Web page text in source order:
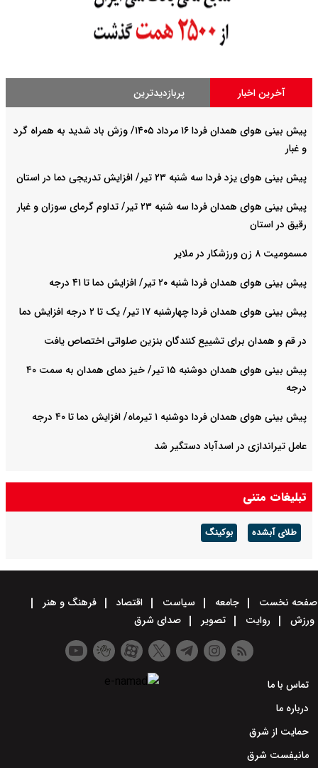
آخرین اخبار پربازدیدترین
پیش بینی هوای همدان فردا ۱۶ مرداد ۱۴۰۵/ وزش باد شدید به همراه گرد
و غبار
پیش بینی هوای یزد فردا سه شنبه ۲۳ تیر/ افزایش تدریجی دما در استان
پیش بینی هوای همدان فردا سه شنبه ۲۳ تیر/ تداوم گرمای سوزان و غبار
رقیق در استان
مسمومیت ۸ زن ورزشکار در ملایر
پیش بینی هوای همدان فردا شنبه ۲۰ تیر/ افزایش دما تا ۴۱ درجه
پیش بینی هوای همدان فردا چهارشنبه ۱۷ تیر/ یک تا ۲ درجه افزایش دما
در قم و همدان برای تشییع کنندگان بنزین صلواتی اختصاص یافت
پیش بینی هوای همدان دوشنبه ۱۵ تیر/ خیز دمای همدان به سمت ۴۰
درجه
پیش بینی هوای همدان فردا دوشنبه ۱ تیرماه/ افزایش دما تا ۴۰ درجه
عامل تیراندازی در اسدآباد دستگیر شد
تبلیغات متنی
طلای آبشده بوکینگ
صفحه نخست جامعه سیاست اقتصاد
فرهنگ و هنر
ورزش
روایت تصویر صدای شرق
تماس با ما
درباره ما
حمایت از شرق
مانیفست شرق